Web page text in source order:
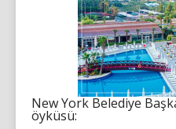
New York Belediye
öyküsü: